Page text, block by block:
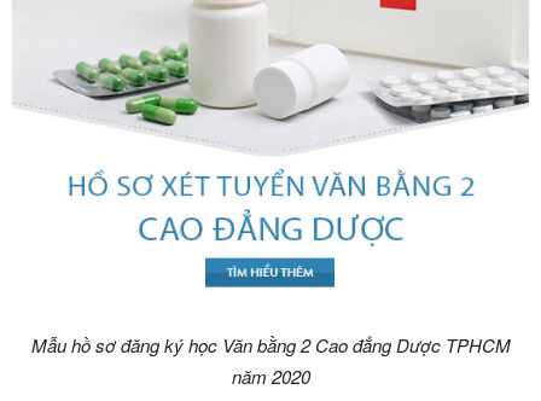
Mẫu hồ sơ đăng ký học Văn bằng 2 Cao đẳng Dược TPHCM
năm 2020